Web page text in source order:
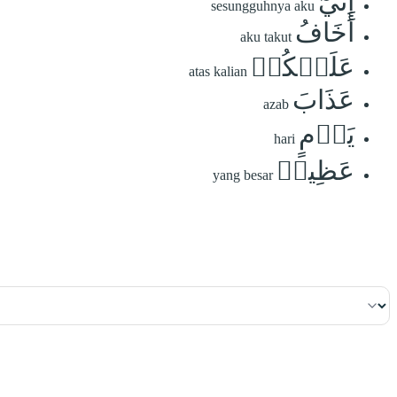
sesungguhnya aku
أَخَافُ aku takut
عَلَيۡكُمۡ atas kalian
عَذَابَ azab
يَوۡمٍ hari
عَظِيمٖ yang besar